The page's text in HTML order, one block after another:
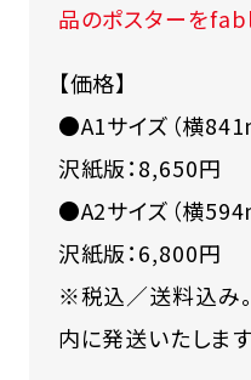
品のポスターを
【価格】
●A1サイズ（横
沢紙版：8,650円
●A2サイズ（横
沢紙版：6,800円
※税込／送料込み
内に発送いたします